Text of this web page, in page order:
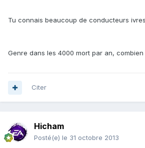
Tu connais beaucoup de conducteurs
Genre dans les 4000 mort par an,
Citer
Hicham
Posté(e) le 31 octobre 2013